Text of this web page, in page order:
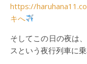
https://
キへ
そしてこの日の夜は
スという夜行列車に